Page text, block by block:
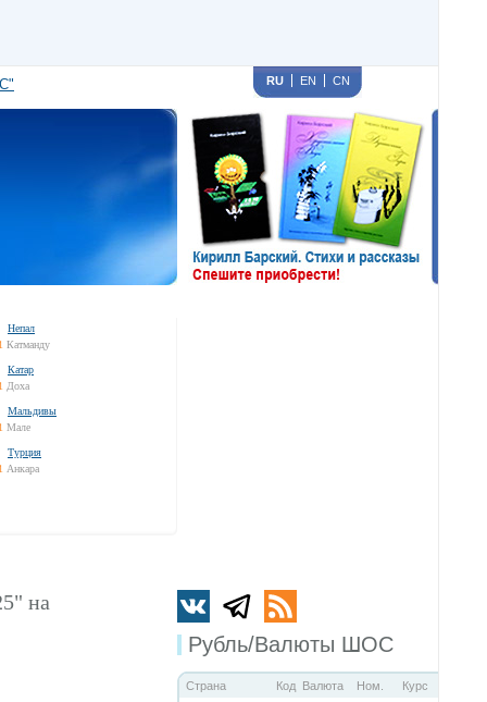
RU EN CN
Непал
Катманду
Катар
Доха
Мальдивы
Мале
Турция
Анкара
Рубль/Валюты ШОС
Страна Код Валюта Ном. Курс
на